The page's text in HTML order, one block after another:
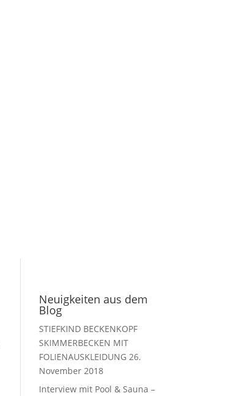
Neuigkeiten aus dem
Blog
STIEFKIND BECKENKOPF
SKIMMERBECKEN MIT
FOLIENAUSKLEIDUNG 26.
November 2018
Interview mit Pool & Sauna –